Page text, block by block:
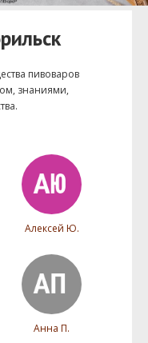
пивоваров
знаниями,
Алексей Ю.
Анна П.